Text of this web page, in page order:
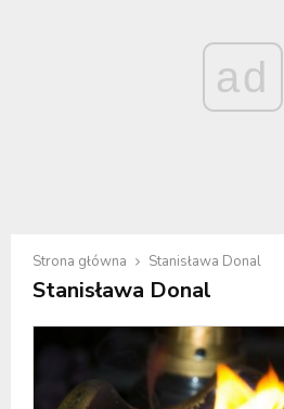
ad
Strona główna Stanisława Donal
Stanisława Donal